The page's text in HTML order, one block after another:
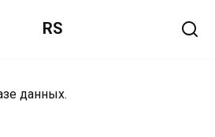
RS
данных.